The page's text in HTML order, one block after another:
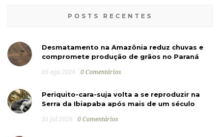
POSTS RECENTES
Desmatamento na Amazônia reduz chuvas e
compromete produção de grãos no Paraná
05 ago 2026 0 Comentários
Periquito-cara-suja volta a se reproduzir na
Serra da Ibiapaba após mais de um século
31 jul 2026 0 Comentários